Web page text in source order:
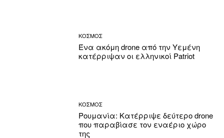
ΚΟΣΜΟΣ
Ένα ακόμη drone από την Υεμένη
κατέρριψαν οι ελληνικοί Patriot
ΚΟΣΜΟΣ
Ρουμανία: Κατέρριψε δεύτερο drone
που παραβίασε τον εναέριο χώρο
της